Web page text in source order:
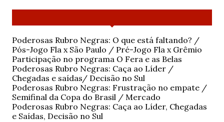
Poderosas Rubro Negras: O que está faltando? /
Pós-Jogo Fla x São Paulo / Pré-Jogo Fla x Grêmio
Participação no programa O Fera e as Belas
Poderosas Rubro Negras: Caça ao Líder /
Chegadas e saídas/ Decisão no Sul
Poderosas Rubro Negras: Frustração no empate /
Semifinal da Copa do Brasil / Mercado
Poderosas Rubro Negras: Caça ao Líder, Chegadas
e Saídas, Decisão no Sul